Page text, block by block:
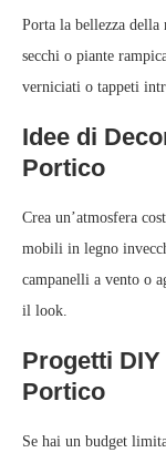
Porta la bellezza
secchi o piante
verniciati o tappeti
Idee di
Portico
Crea un’atmosfera
mobili in legno
campanelli a vento o
il look.
Progetti
Portico
Se hai un budget